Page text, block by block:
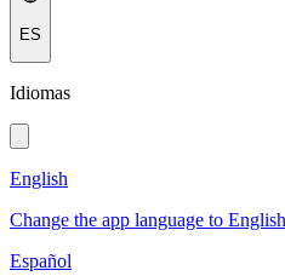
ES
Idiomas
English
Change the app language to
Español